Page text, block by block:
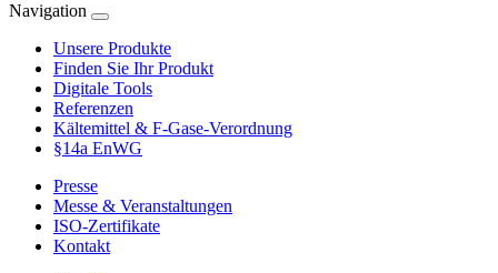
Navigation
Unsere Produkte
Finden Sie Ihr Produkt
Digitale Tools
Referenzen
Kältemittel & F-Gase-Verordnung
§14a EnWG
Presse
Messe & Veranstaltungen
ISO-Zertifikate
Kontakt